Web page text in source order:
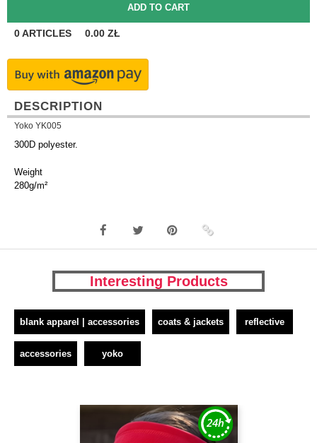
0ARTICLES 0.00 ZŁ
DESCRIPTION
Yoko YK005
300D polyester.
Weight
280g/m²
Interesting Products
blank apparel | accessories coats & jackets reflective
accessories yoko